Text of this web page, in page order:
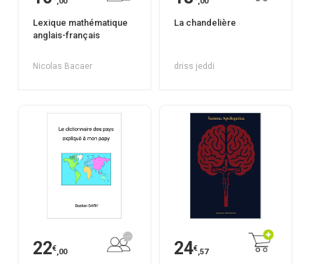
Lexique mathématique
anglais-français
Nicolas Bacaer
La chandelière
driss jeddi
22€,00 24€,57